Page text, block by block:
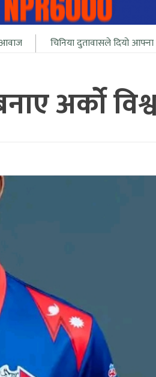
दुतावासले दियो आफ्ना नागरीलाई भारत
अर्को